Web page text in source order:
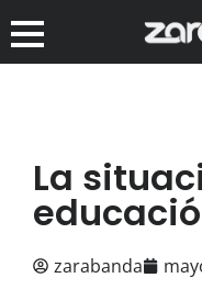
La
zarabanda